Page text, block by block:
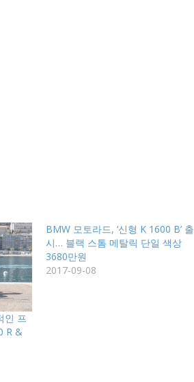
인 프
R &
BMW 모토라드, ‘신형 K 1600 B’ 출
시… 블랙 스톰 메탈릭 단일 색상
3680만원
2017-09-08